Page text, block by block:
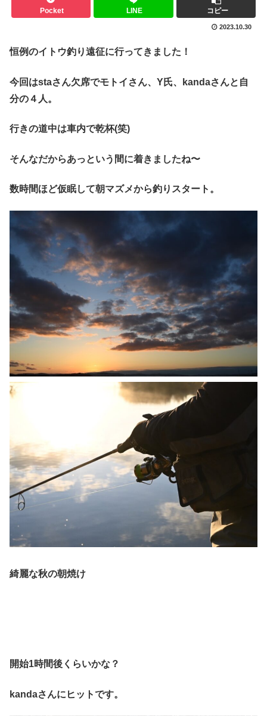
Pocket LINE コピー
2023.10.30
恒例のイトウ釣り遠征に行ってきました！
今回はstaさん欠席でモトイさん、Y氏、kandaさんと自
分の４人。
行きの道中は車内で乾杯(笑)
そんなだからあっという間に着きましたね〜
数時間ほど仮眠して朝マズメから釣りスタート。
綺麗な秋の朝焼け
開始1時間後くらいかな？
kandaさんにヒットです。